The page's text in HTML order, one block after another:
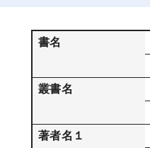
書名
叢書名
著者名１